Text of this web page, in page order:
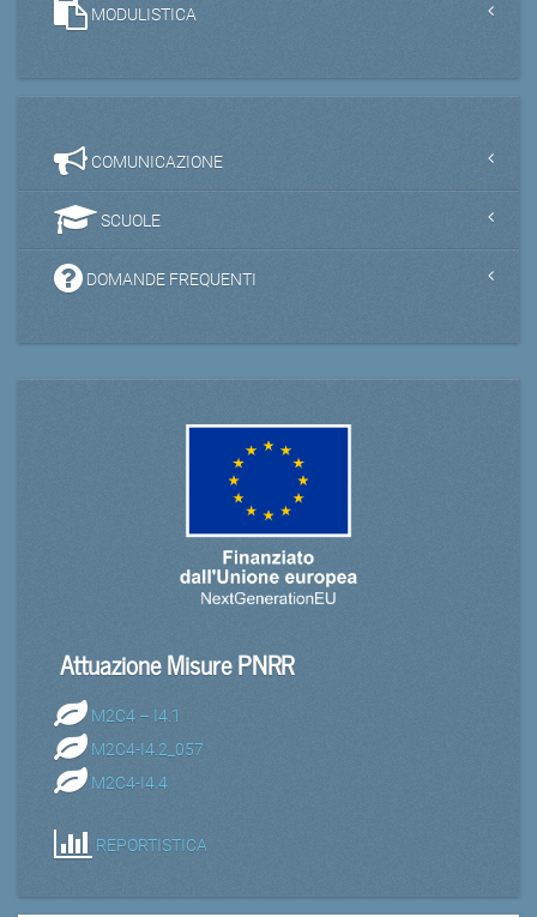
MODULISTICA
COMUNICAZIONE
SCUOLE
DOMANDE FREQUENTI
Attuazione Misure PNRR
M2C4 – I4.1
M2C4-I4.2_057
M2C4-I4.4
REPORTISTICA